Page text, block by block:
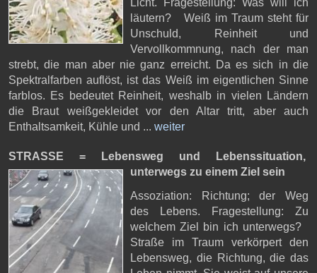
Licht. Fragestellung: Was will ich
läutern? Weiß im Traum steht für
Unschuld, Reinheit und
Vervollkommnung, nach der man
strebt, die man aber nie ganz erreicht. Da es sich in die
Spektralfarben auflöst, ist das Weiß im eigentlichen Sinne
farblos. Es bedeutet Reinheit, weshalb in vielen Ländern
die Braut weißgekleidet vor den Altar tritt, aber auch
Enthaltsamkeit, Kühle und ... weiter
STRASSE = Lebensweg und Lebenssituation,
unterwegs zu einem Ziel sein
Assoziation: Richtung; der Weg
des Lebens. Fragestellung: Zu
welchem Ziel bin ich unterwegs?
Straße im Traum verkörpert den
Lebensweg, die Richtung, die das